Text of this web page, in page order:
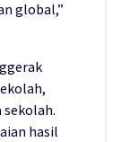
global,”
sekolah.
hasil